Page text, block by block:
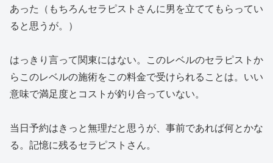
あった（もちろんセラピストさんに男を立ててもらってい
ると思うが。）
はっきり言って関東にはない。このレベルのセラピストか
らこのレベルの施術をこの料金で受けられることは。いい
意味で満足度とコストが釣り合っていない。
当日予約はきっと無理だと思うが、事前であれば何とかな
る。記憶に残るセラピストさん。